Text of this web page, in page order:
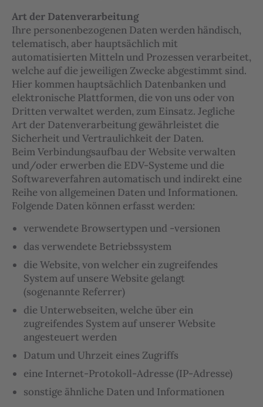
Art der Datenverarbeitung
Ihre personenbezogenen Daten werden händisch,
telematisch, aber hauptsächlich mit
automatisierten Mitteln und Prozessen verarbeitet,
welche auf die jeweiligen Zwecke abgestimmt sind.
Hier kommen hauptsächlich Datenbanken und
elektronische Plattformen, die von uns oder von
Dritten verwaltet werden, zum Einsatz. Jegliche
Art der Datenverarbeitung gewährleistet die
Sicherheit und Vertraulichkeit der Daten.
Beim Verbindungsaufbau der Website verwalten
und/oder erwerben die EDV-Systeme und die
Softwareverfahren automatisch und indirekt eine
Reihe von allgemeinen Daten und Informationen.
Folgende Daten können erfasst werden:
verwendete Browsertypen und -versionen
das verwendete Betriebssystem
die Website, von welcher ein zugreifendes
System auf unsere Website gelangt
(sogenannte Referrer)
die Unterwebseiten, welche über ein
zugreifendes System auf unserer Website
angesteuert werden
Datum und Uhrzeit eines Zugriffs
eine Internet-Protokoll-Adresse (IP-Adresse)
sonstige ähnliche Daten und Informationen